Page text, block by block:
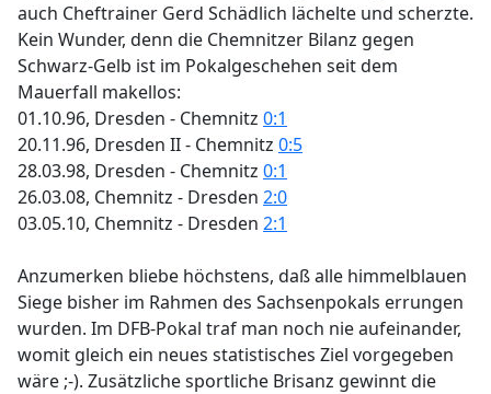
auch Cheftrainer Gerd Schädlich lächelte und scherzte.
Kein Wunder, denn die Chemnitzer Bilanz gegen
Schwarz-Gelb ist im Pokalgeschehen seit dem
Mauerfall makellos:
01.10.96, Dresden - Chemnitz 0:1
20.11.96, Dresden II - Chemnitz 0:5
28.03.98, Dresden - Chemnitz 0:1
26.03.08, Chemnitz - Dresden 2:0
03.05.10, Chemnitz - Dresden 2:1
Anzumerken bliebe höchstens, daß alle himmelblauen
Siege bisher im Rahmen des Sachsenpokals errungen
wurden. Im DFB-Pokal traf man noch nie aufeinander,
womit gleich ein neues statistisches Ziel vorgegeben
wäre ;-). Zusätzliche sportliche Brisanz gewinnt die